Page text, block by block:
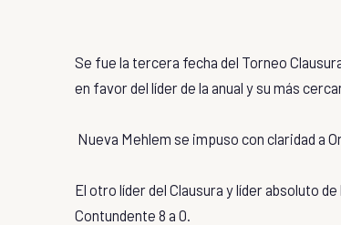
Se fue la tercera fecha del Torneo
en favor del líder de la anual y su más
Nueva Mehlem se impuso con claridad a
El otro líder del Clausura y líder absoluto
Contundente 8 a 0.